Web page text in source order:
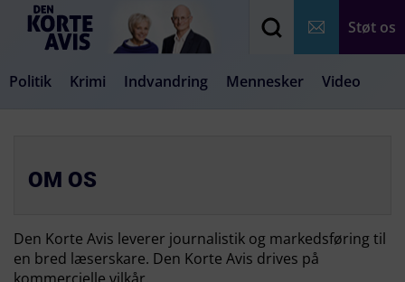
Støt os
Politik Krimi Indvandring Mennesker Video
OM OS
Den Korte Avis leverer journalistik og markedsføring til
en bred læserskare. Den Korte Avis drives på